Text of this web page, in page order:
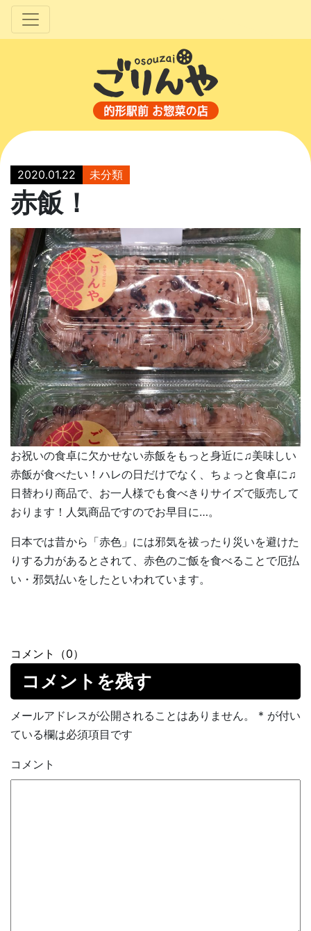
2020.01.22 未分類
赤飯！
お祝いの食卓に欠かせない赤飯をもっと身近に♫美味しい
赤飯が食べたい！ハレの日だけでなく、ちょっと食卓に♫
日替わり商品で、お一人様でも食べきりサイズで販売して
おります！人気商品ですのでお早目に…。
日本では昔から「赤色」には邪気を祓ったり災いを避けた
りする力があるとされて、赤色のご飯を食べることで厄払
い・邪気払いをしたといわれています。
コメント（0）
コメントを残す
メールアドレスが公開されることはありません。 * が付い
ている欄は必須項目です
コメント